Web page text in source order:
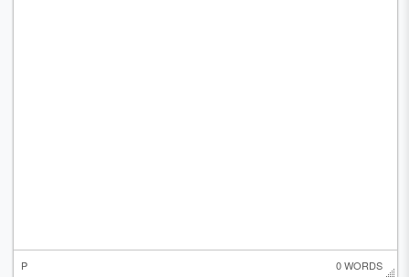
P 0 WORDS